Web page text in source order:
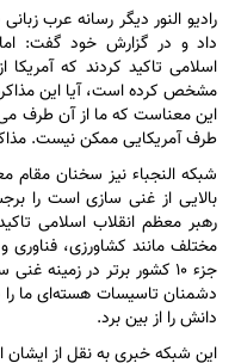
رادیو النور دیگر رسانه عرب
داد و در گزارش خود گفت:
اسلامی تاکید کردند که
مشخص کرده است، آیا این
این معناست که ما از آن طرف
طرف آمریکایی ممکن نیست.
شبکه النجباء نیز سخنان مقام
بالایی از غنی سازی است را
رهبر معظم انقلاب اسلامی
مختلف مانند کشاورزی، فناوری
جزء ۱۰ کشور برتر در
دشمنان تاسیسات هسته‌ای ما را
دانش را از بین برد.
این شبکه خبری به نقل از ایشان